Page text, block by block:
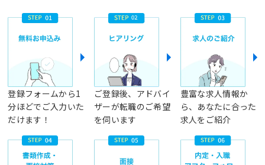
登録フォームから1
分ほどでご入力いた
だけます！
ご登録後、アドバイ
ザーが転職のご希望
を伺います
豊富な求人情報か
ら、あなたに合った
求人をご紹介